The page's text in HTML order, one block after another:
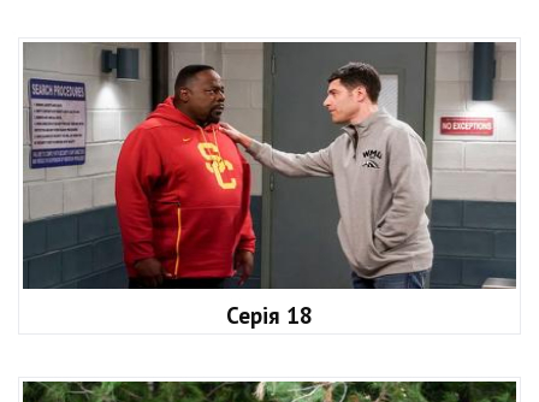
Серія 18